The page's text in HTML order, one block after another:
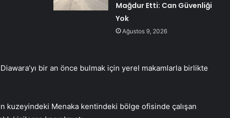
Mağdur Etti: Can Güvenliği
Yok
Ağustos 9, 2026
Diawara’yı bir an önce bulmak için yerel makamlarla birlikte
kuzeyindeki Menaka kentindeki bölge ofisinde çalışan